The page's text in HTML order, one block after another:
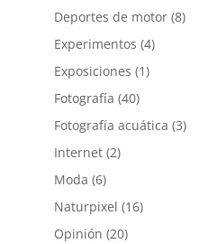
Deportes de motor(8)
Experimentos (4)
Exposiciones (1)
Fotografía (40)
Fotografía acuática (3)
Internet(2)
Moda (6)
Naturpixel (16)
Opinión (20)